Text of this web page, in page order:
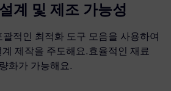
계 및 제조 가능성
적인 최적화 도구 모음을 사용하여
제작을 주도해요.효율적인 재료
화가 가능해요.